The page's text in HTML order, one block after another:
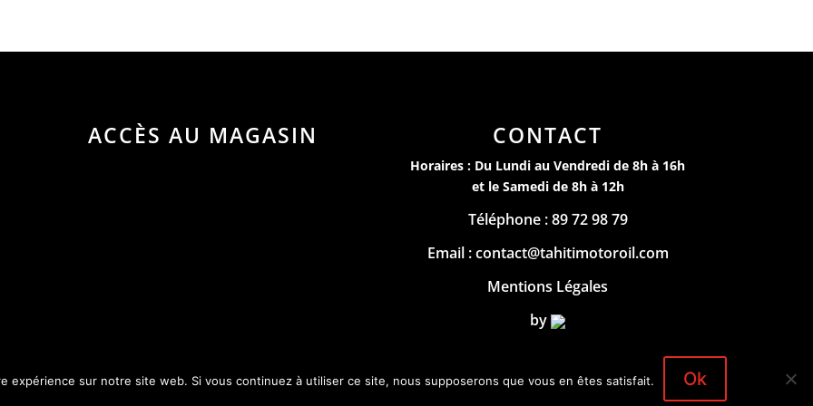
ACCÈS AU MAGASIN CONTACT
Horaires : Du Lundi au Vendredi de 8h à 16h
et le Samedi de 8h à 12h
Téléphone : 89 72 98 79
Email : contact@tahitimotoroil.com
Mentions Légales
by
expérience sur notre site web. Si vous continuez à utiliser ce site, nous supposerons que vous en êtes satisfait. Ok